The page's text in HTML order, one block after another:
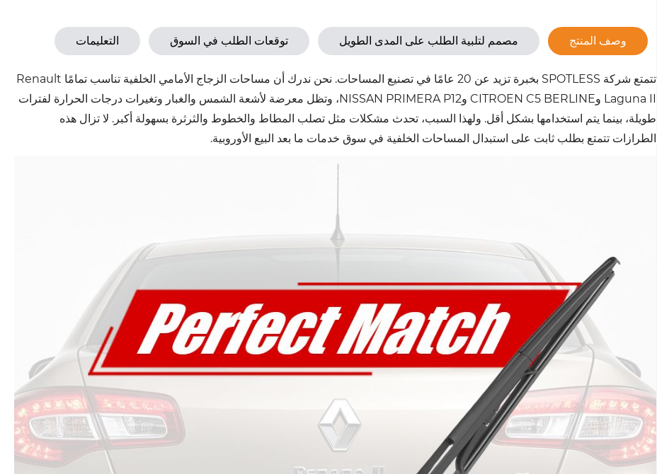
وصف المنتج مصمم لتلبية الطلب على المدى الطويل توقعات الطلب في السوق التعليمات
تتمتع شركة SPOTLESS بخبرة تزيد عن 20 عامًا في تصنيع المساحات. نحن ندرك أن مساحات الزجاج الأمامي الخلفية تناسب تمامًا Renault
Laguna II وCITROEN C5 BERLINE وNISSAN PRIMERA P12، وتظل معرضة لأشعة الشمس والغبار وتغيرات درجات الحرارة لفترات
طويلة، بينما يتم استخدامها بشكل أقل. ولهذا السبب، تحدث مشكلات مثل تصلب المطاط والخطوط والثرثرة بسهولة أكبر. لا تزال هذه
الطرازات تتمتع بطلب ثابت على استبدال المساحات الخلفية في سوق خدمات ما بعد البيع الأوروبية.